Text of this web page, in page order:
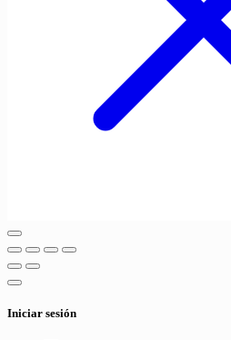
Iniciar sesión